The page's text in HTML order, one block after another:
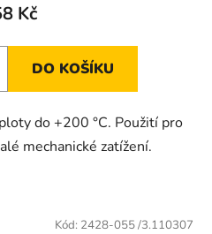
Kč
DO KOŠÍKU
do +200 °C. Použití pro
mechanické zatížení.
Kód: 2428-055 /3.110307